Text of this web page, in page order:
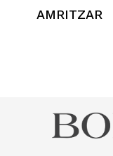
AMRITZAR